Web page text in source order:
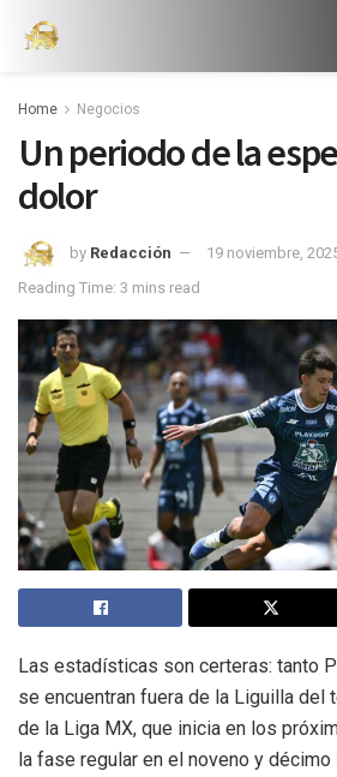
Home Negocios
Un periodo de la
dolor
by Redacción
19 noviembre,
Reading Time: 3 mins read
Las estadísticas son certeras: tanto
se encuentran fuera de la Liguilla del
de la Liga MX, que inicia en los
la fase regular en el noveno y décimo